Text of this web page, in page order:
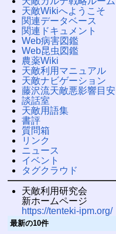
天敵Wikiへようこそ
関連データベース
関連ドキュメント
Web病害図鑑
Web昆虫図鑑
農薬Wiki
天敵利用マニュアル
天敵ナビゲーション
藤沢流天敵悪影響目安
談話室
天敵用語集
書評
質問箱
リンク
ニュース
イベント
タグクラウド
天敵利用研究会
新ホームページ
https://tenteki-ipm.org/
最新の10件